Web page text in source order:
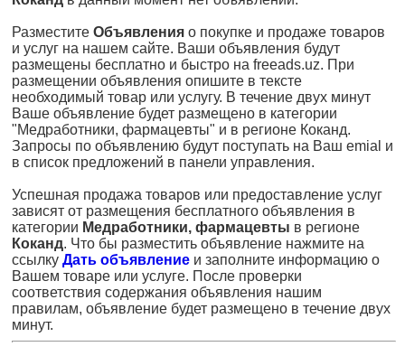
Разместите Объявления о покупке и продаже товаров
и услуг на нашем сайте. Ваши объявления будут
размещены бесплатно и быстро на freeads.uz. При
размещении объявления опишите в тексте
необходимый товар или услугу. В течение двух минут
Ваше объявление будет размещено в категории
"Медработники, фармацевты" и в регионе Коканд.
Запросы по объявлению будут поступать на Ваш emial и
в список предложений в панели управления.
Успешная продажа товаров или предоставление услуг
зависят от размещения бесплатного объявления в
категории Медработники, фармацевты в регионе
Коканд. Что бы разместить объявление нажмите на
ссылку Дать объявление и заполните информацию о
Вашем товаре или услуге. После проверки
соответствия содержания объявления нашим
правилам, объявление будет размещено в течение двух
минут.